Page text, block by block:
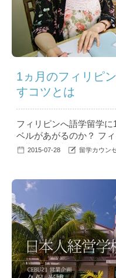
1ヵ月のフィリピ
すコツとは
フィリピンへ語学留学
ベルがあがるのか？ フ
短期留学の効果と、効果
らないよう、ぜひ参考
のフィリピン留学は、
2015-07-28 留学カウン